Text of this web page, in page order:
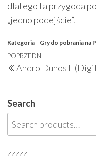
dlatego ta przygoda
„jedno podejście”.
Kategoria Gry do pobrania na
Nawigacja
wpisu
Poprzedni
wpis
POPRZEDNI
Andro Dunos II
Search
zzzzz